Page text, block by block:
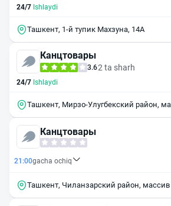
24/7 Ishlaydi
Ташкент, 1-й тупик Махзуна, 14А
Канцтовары
3.62 ta sharh
24/7 Ishlaydi
Ташкент, Мирзо-Улугбекский район,
Канцтовары
21:00gacha ochiq
Ташкент, Чиланзарский район,